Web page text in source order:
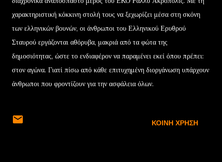
χαρακτηριστική κόκκινη στολή τους να ξεχωρίζει μέσα στη σκόνη
των ελληνικών βουνών, οι άνθρωποι του Ελληνικού Ερυθρού
Σταυρού εργάζονται αθόρυβα, μακριά από τα φώτα της
δημοσιότητας, ώστε το ενδιαφέρον να παραμένει εκεί όπου πρέπει:
στον αγώνα. Γιατί πίσω από κάθε επιτυχημένη διοργάνωση υπάρχουν
άνθρωποι που φροντίζουν για την ασφάλεια όλων.
ΚΟΙΝΉ ΧΡΉΣΗ